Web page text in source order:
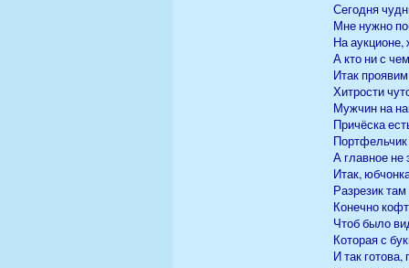
Сегодня
Мне нужно
На аукционе,
А кто ни с
Итак
Хитрости
Мужчин на
Причёска
А главное не
Итак,
Разрезик
Конечно
Чтоб было
Которая с
И так